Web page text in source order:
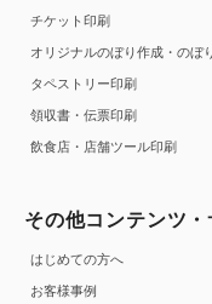
チケット印刷
オリジナルのぼり作成・のぼ
タペストリー印刷
領収書・伝票印刷
飲食店・店舗ツール印刷
その他コンテンツ・
はじめての方へ
お客様事例